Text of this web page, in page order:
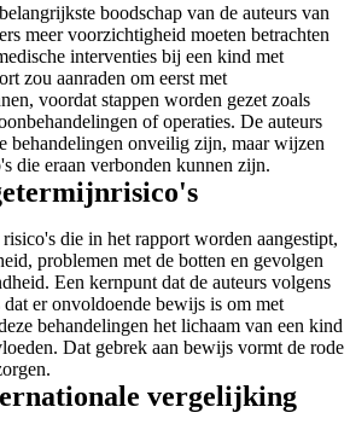
boodschap van de auteurs van
meer voorzichtigheid moeten betrachten
interventies bij een kind met
zou aanraden om eerst met
voordat stappen worden gezet zoals
of operaties. De auteurs
behandelingen onveilig zijn, maar wijzen
die eraan verbonden kunnen zijn.
die in het rapport worden aangestipt,
problemen met de botten en gevolgen
Een kernpunt dat de auteurs volgens
er onvoldoende bewijs is om met
behandelingen het lichaam van een kind
Dat gebrek aan bewijs vormt de rode
vergelijking